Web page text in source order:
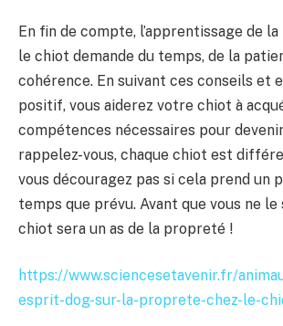
En fin de compte, l’apprentissage de
le chiot demande du temps, de la
cohérence. En suivant ces conseils et
positif, vous aiderez votre chiot à
compétences nécessaires pour
rappelez-vous, chaque chiot est
vous découragez pas si cela prend un
temps que prévu. Avant que vous ne le
chiot sera un as de la propreté !
https://www.sciencesetavenir.fr/
esprit-dog-sur-la-proprete-chez-le-